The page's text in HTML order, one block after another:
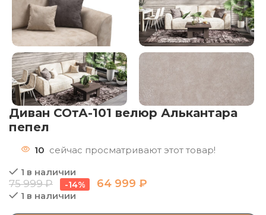
Диван СОтА-101 велюр Алькантара
пепел
10 сейчас просматривают этот товар!
1 в наличии
75 999₽ -14% 64 999₽
1 в наличии